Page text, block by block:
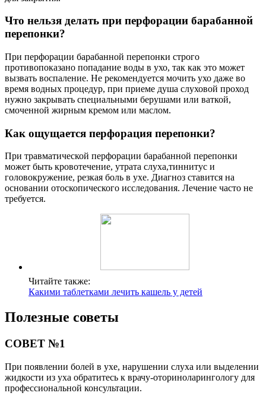
Что нельзя делать при перфорации барабанной
перепонки?
При перфорации барабанной перепонки строго
противопоказано попадание воды в ухо, так как это может
вызвать воспаление. Не рекомендуется мочить ухо даже во
время водных процедур, при приеме душа слуховой проход
нужно закрывать специальными берушами или ваткой,
смоченной жирным кремом или маслом.
Как ощущается перфорация перепонки?
При травматической перфорации барабанной перепонки
может быть кровотечение, утрата слуха,тиннитус и
головокружение, резкая боль в ухе. Диагноз ставится на
основании отоскопического исследования. Лечение часто не
требуется.
Читайте также:
Какими таблетками лечить кашель у детей
Полезные советы
СОВЕТ №1
При появлении болей в ухе, нарушении слуха или выделении
жидкости из уха обратитесь к врачу-оториноларингологу для
профессиональной консультации.